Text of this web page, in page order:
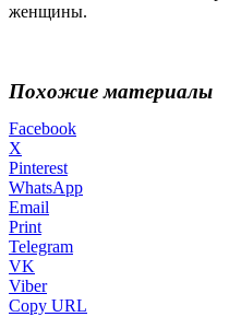
женщины.
Похожие материалы
Facebook
X
Pinterest
WhatsApp
Email
Print
Telegram
VK
Viber
Copy URL